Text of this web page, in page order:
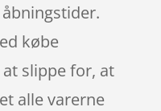
købe
slippe for, at
alle varerne